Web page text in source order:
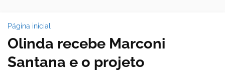
Página inicial
Olinda recebe Marconi
Santana e o projeto